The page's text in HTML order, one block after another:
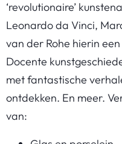
‘revolutionaire’
Leonardo da Vinci,
van der Rohe hierin een
Docente
met fantastische
ontdekken. En meer.
van: